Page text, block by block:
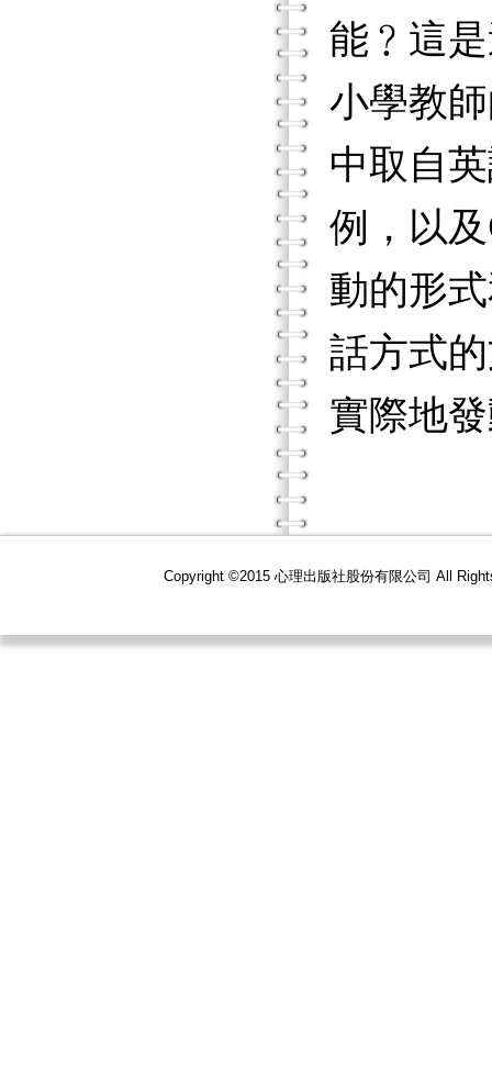
能﹖這
小學教
中取自
例，以
動的形
話方式
實際地
Copyright ©2015 心理出版社股份有限公司 All